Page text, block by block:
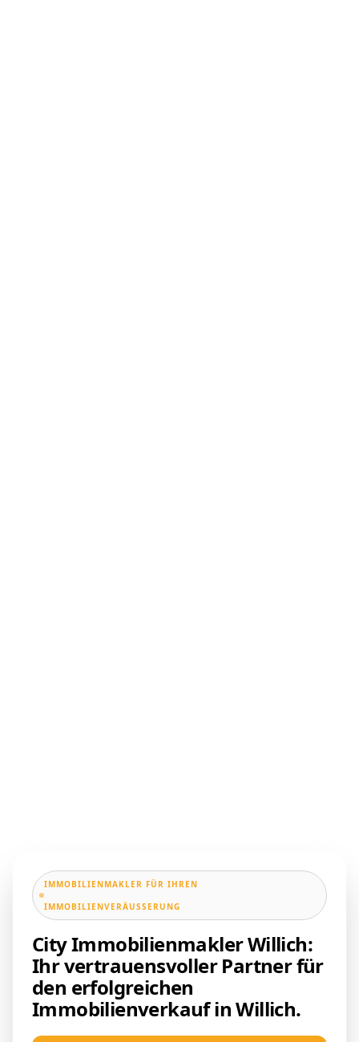
IMMOBILIENMAKLER FÜR IHREN
IMMOBILIENVERÄUSSERUNG
City Immobilienmakler Willich:
Ihr vertrauensvoller Partner für
den erfolgreichen
Immobilienverkauf in Willich.